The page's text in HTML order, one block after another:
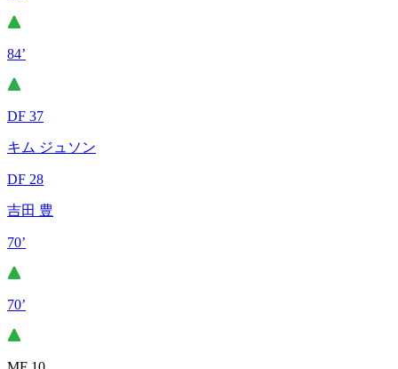
84’
DF 37
キム ジュソン
DF 28
吉田 豊
70’
70’